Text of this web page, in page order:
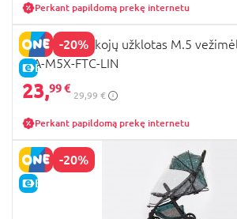
Perkant papildomą prekę internetu
-20%
E-KAINA
MAST SWISS kojų užklotas M.5
MA-M5X-FTC-LIN
23,99 €
29,99 €
Perkant papildomą prekę internetu
-20%
E-KAINA